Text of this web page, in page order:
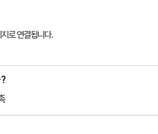
로 연결됩니다.